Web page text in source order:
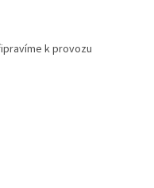
k provozu